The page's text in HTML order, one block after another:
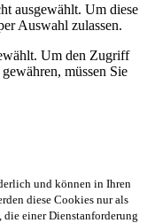
ausgewählt. Um diese
Auswahl zulassen.
Um den Zugriff
müssen Sie
und können in Ihren
diese Cookies nur als
einer Dienstanforderung